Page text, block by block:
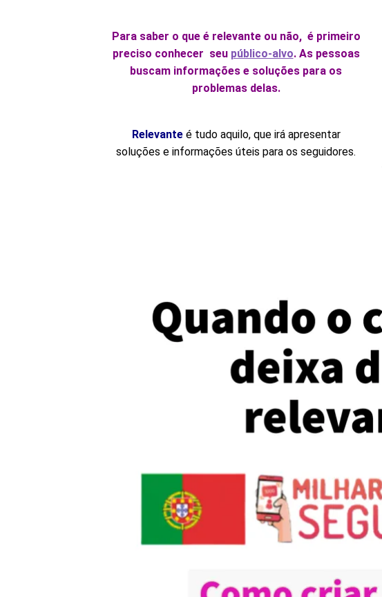
Para saber o que é relevante ou não, é primeiro
preciso conhecer seu público-alvo. As pessoas
buscam informações e soluções para os
problemas delas.
Relevanteé tudo aquilo, que irá apresentar
soluções e informações úteis para os seguidores.